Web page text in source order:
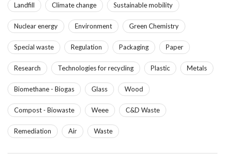
Landfill Climate change Sustainable mobility
Nuclear energy Environment Green Chemistry
Special waste Regulation Packaging Paper
Research Technologies for recycling Plastic Metals
Biomethane - Biogas Glass Wood
Compost - Biowaste Weee C&D Waste
Remediation Air Waste